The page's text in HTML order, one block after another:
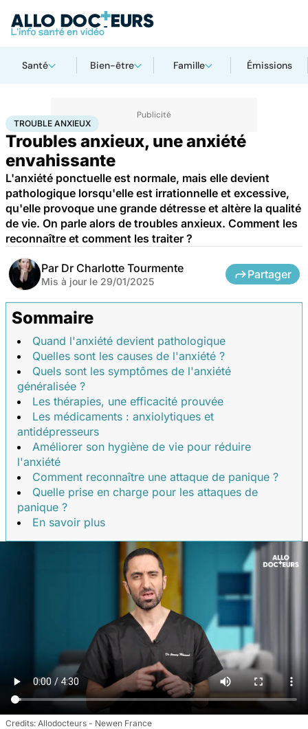
Santé Bien-être Famille Émissions
AccueilBien-êtrePsycho Trouble anxieux
TROUBLE ANXIEUX
Troubles anxieux, une anxiété
envahissante
L'anxiété ponctuelle est normale, mais elle devient
pathologique lorsqu'elle est irrationnelle et excessive,
qu'elle provoque une grande détresse et altère la qualité
de vie. On parle alors de troubles anxieux. Comment les
reconnaître et comment les traiter ?
Par Dr Charlotte Tourmente
Mis à jour le 29/01/2025
Partager
Sommaire
Quand l'anxiété devient pathologique
Quelles sont les causes de l'anxiété ?
Quels sont les symptômes de l'anxiété
généralisée ?
Les thérapies, une efficacité prouvée
Les médicaments : anxiolytiques et
antidépresseurs
Améliorer son hygiène de vie pour réduire
l'anxiété
Comment reconnaître une attaque de panique ?
Quelle prise en charge pour les attaques de
panique ?
En savoir plus
Allodocteurs - Newen France